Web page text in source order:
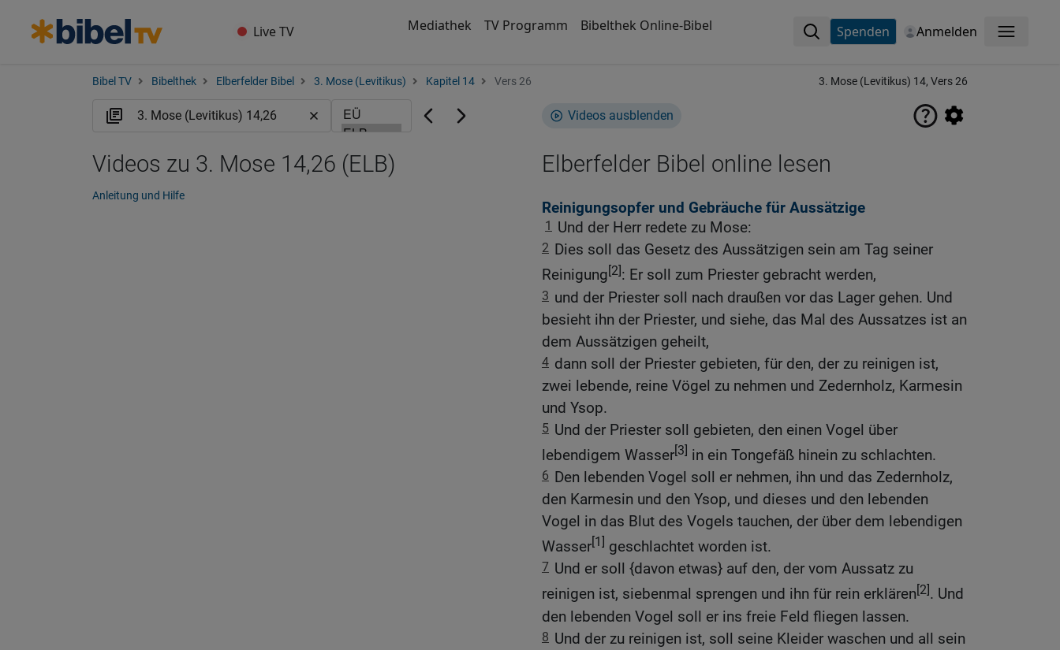
Live TV Mediathek TV Programm Bibelthek Online-Bibel Spenden Anmelden Menü
Bibel TV Bibelthek Elberfelder Bibel 3. Mose (Levitikus) Kapitel 14 Vers 26 3. Mose (Levitikus) 14, Vers 26
Videos ausblenden
Elberfelder Bibel online lesen
Reinigungsopfer und Gebräuche für Aussätzige
1 Und der Herr redete zu Mose:
2 Dies soll das Gesetz des Aussätzigen sein am Tag seiner
Reinigung[2]: Er soll zum Priester gebracht werden,
3 und der Priester soll nach draußen vor das Lager gehen. Und
besieht ihn der Priester, und siehe, das Mal des Aussatzes ist an
dem Aussätzigen geheilt,
4 dann soll der Priester gebieten, für den, der zu reinigen ist,
zwei lebende, reine Vögel zu nehmen und Zedernholz, Karmesin
und Ysop.
5 Und der Priester soll gebieten, den einen Vogel über
lebendigem Wasser[3] in ein Tongefäß hinein zu schlachten.
6 Den lebenden Vogel soll er nehmen, ihn und das Zedernholz,
den Karmesin und den Ysop, und dieses und den lebenden
Vogel in das Blut des Vogels tauchen, der über dem lebendigen
Wasser[1] geschlachtet worden ist.
7 Und er soll {davon etwas} auf den, der vom Aussatz zu
reinigen ist, siebenmal sprengen und ihn für rein erklären[2]. Und
den lebenden Vogel soll er ins freie Feld fliegen lassen.
8 Und der zu reinigen ist, soll seine Kleider waschen und all sein
Videos zu 3. Mose 14,26 (ELB)
Anleitung und Hilfe